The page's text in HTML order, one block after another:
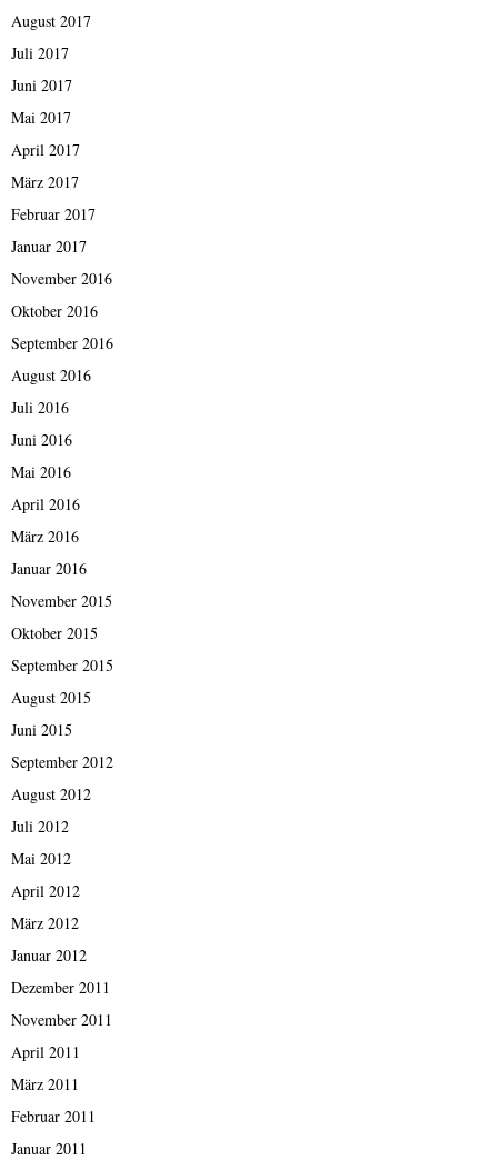
August 2017
Juli 2017
Juni 2017
Mai 2017
April 2017
März 2017
Februar 2017
Januar 2017
November 2016
Oktober 2016
September 2016
August 2016
Juli 2016
Juni 2016
Mai 2016
April 2016
März 2016
Januar 2016
November 2015
Oktober 2015
September 2015
August 2015
Juni 2015
September 2012
August 2012
Juli 2012
Mai 2012
April 2012
März 2012
Januar 2012
Dezember 2011
November 2011
April 2011
März 2011
Februar 2011
Januar 2011